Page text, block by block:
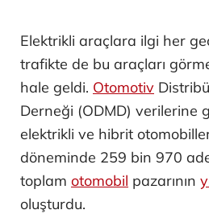
Elektrikli araçlara ilgi her
trafikte de bu araçları
hale geldi. Otomotiv
Derneği (ODMD) verilerine
elektrikli ve hibrit
döneminde 259 bin 970
toplam otomobil pazarının
oluşturdu.